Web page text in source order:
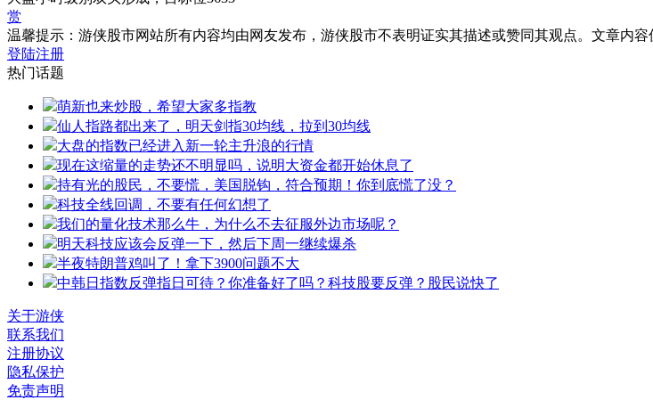
赏
温馨提示：游侠股市网站所有内容均由网友发布，游侠股市不表明证实其描述或赞同其观点。文章内
登陆注册
热门话题
萌新也来炒股，希望大家多指教
仙人指路都出来了，明天剑指30均线，拉到30均线
大盘的指数已经进入新一轮主升浪的行情
现在这缩量的走势还不明显吗，说明大资金都开始休息了
持有光的股民，不要慌，美国脱钩，符合预期！你到底慌了没？
科技全线回调，不要有任何幻想了
我们的量化技术那么牛，为什么不去征服外边市场呢？
明天科技应该会反弹一下，然后下周一继续爆杀
半夜特朗普鸡叫了！拿下3900问题不大
中韩日指数反弹指日可待？你准备好了吗？科技股要反弹？股民说快了
关于游侠
联系我们
注册协议
隐私保护
免责声明